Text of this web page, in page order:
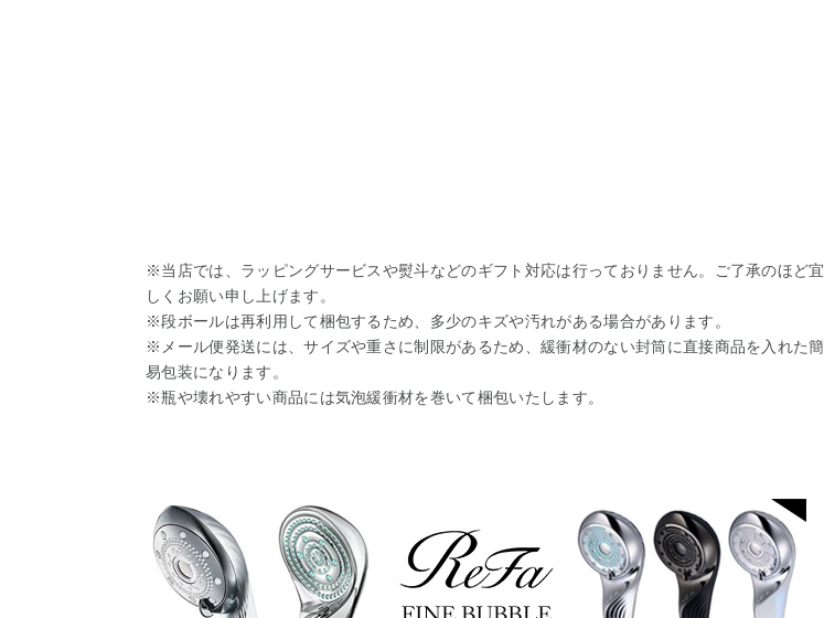
※当店では、ラッピングサービスや熨斗などのギフト対応は行っておりません。ご了承のほど宜
しくお願い申し上げます。
※段ボールは再利用して梱包するため、多少のキズや汚れがある場合があります。
※メール便発送には、サイズや重さに制限があるため、緩衝材のない封筒に直接商品を入れた簡
易包装になります。
※瓶や壊れやすい商品には気泡緩衝材を巻いて梱包いたします。